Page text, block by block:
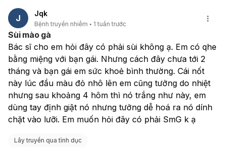
J Jqk
Bệnh truyền nhiễm 1 tuần trước
Sùi mào gà
Bác sĩ cho em hỏi đây có phải sùi không ạ. Em có qhe
bằng miệng với bạn gái. Nhưng cách đây chưa tới 2
tháng và bạn gái em sức khoẻ bình thường. Cái nốt
này lúc đầu màu đỏ nhô lên em cũng tưởng do nhiệt
nhưng sau khoảng 4 hôm thì nó trắng như này, em
dùng tay định giật nó nhưng tưởng dễ hoá ra nó dính
chặt vào lưỡi. Em muốn hỏi đây có phải SmG k ạ
Lây truyền qua tình dục